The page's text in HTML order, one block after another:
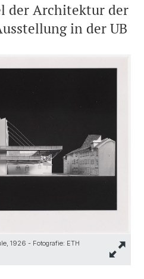
der Architektur der
in der UB
1926 - Fotografie: ETH